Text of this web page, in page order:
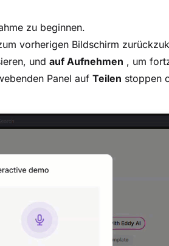
zu beginnen.
vorherigen Bildschirm
und auf Aufnehmen , um
Panel auf Teilen stoppen